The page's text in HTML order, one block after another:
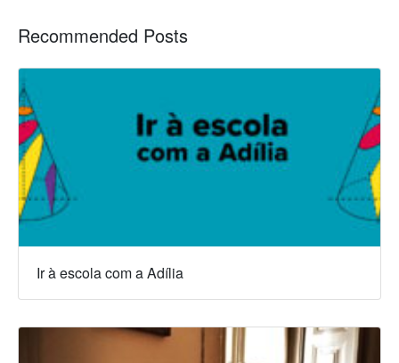
Recommended Posts
Ir à escola com a Adília